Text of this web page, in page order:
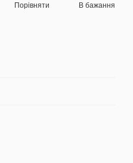
Порівняти В бажання